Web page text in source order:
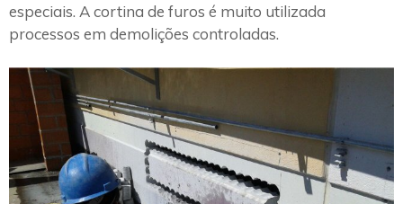
especiais. A cortina de furos é muito utilizada
processos em demolições controladas.